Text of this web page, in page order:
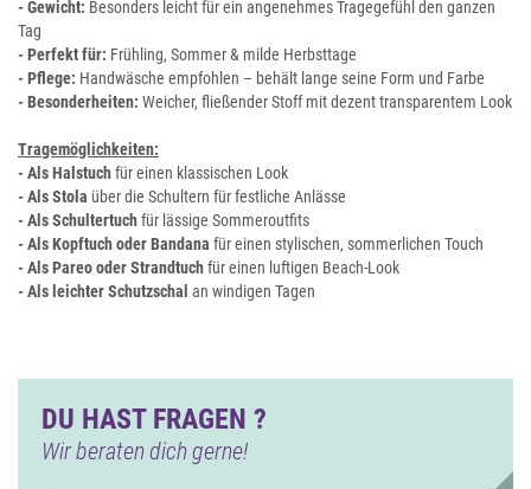
- Gewicht: Besonders leicht für ein angenehmes Tragegefühl den ganzen
Tag
- Perfekt für: Frühling, Sommer & milde Herbsttage
- Pflege: Handwäsche empfohlen – behält lange seine Form und Farbe
- Besonderheiten: Weicher, fließender Stoff mit dezent transparentem Look
Tragemöglichkeiten:
- Als Halstuchfür einen klassischen Look
- Als Stola über die Schultern für festliche Anlässe
- Als Schultertuchfür lässige Sommeroutfits
- Als Kopftuch oder Bandana für einen stylischen, sommerlichen Touch
- Als Pareo oder Strandtuchfür einen luftigen Beach-Look
- Als leichter Schutzschal an windigen Tagen
DU HAST FRAGEN ?
Wir beraten dich gerne!